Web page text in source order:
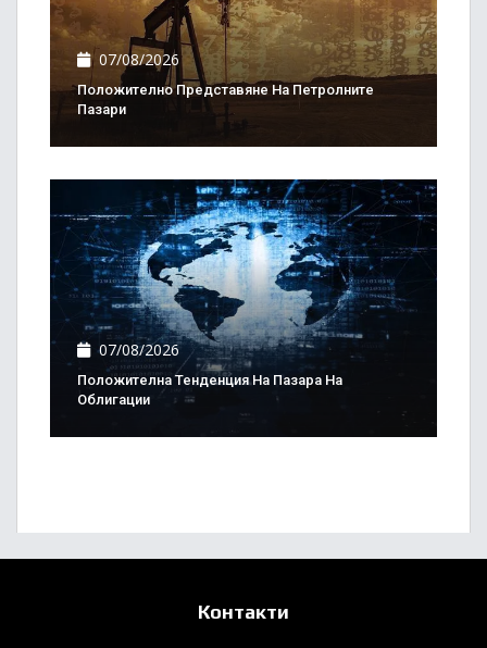
07/08/2026
Положително Представяне На Петролните
Пазари
07/08/2026
Положителна Тенденция На Пазара На
Облигации
Контакти